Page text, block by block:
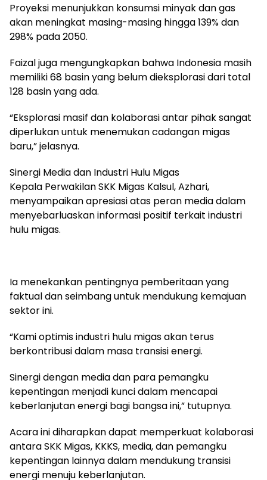
Proyeksi menunjukkan konsumsi minyak dan gas
akan meningkat masing-masing hingga 139% dan
298% pada 2050.
Faizal juga mengungkapkan bahwa Indonesia masih
memiliki 68 basin yang belum dieksplorasi dari total
128 basin yang ada.
“Eksplorasi masif dan kolaborasi antar pihak sangat
diperlukan untuk menemukan cadangan migas
baru,” jelasnya.
Sinergi Media dan Industri Hulu Migas
Kepala Perwakilan SKK Migas Kalsul, Azhari,
menyampaikan apresiasi atas peran media dalam
menyebarluaskan informasi positif terkait industri
hulu migas.
Ia menekankan pentingnya pemberitaan yang
faktual dan seimbang untuk mendukung kemajuan
sektor ini.
“Kami optimis industri hulu migas akan terus
berkontribusi dalam masa transisi energi.
Sinergi dengan media dan para pemangku
kepentingan menjadi kunci dalam mencapai
keberlanjutan energi bagi bangsa ini,” tutupnya.
Acara ini diharapkan dapat memperkuat kolaborasi
antara SKK Migas, KKKS, media, dan pemangku
kepentingan lainnya dalam mendukung transisi
energi menuju keberlanjutan.